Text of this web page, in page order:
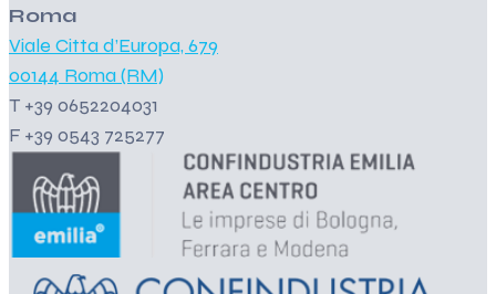
Roma
Viale Citta d’Europa, 679
00144 Roma (RM)
T +39 0652204031
F +39 0543 725277